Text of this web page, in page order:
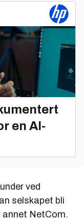
en AI-
ved
selskapet bli
annet NetCom.